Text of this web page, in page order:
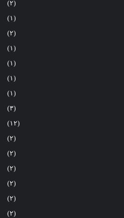
(٢)
(١)
(٢)
(١)
(١)
(١)
(١)
(٣)
(١٢)
(٢)
(٢)
(٢)
(٢)
(٢)
(٢)